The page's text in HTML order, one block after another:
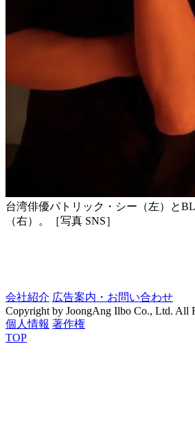
台湾俳優パトリック・シー（左）と
（右）。［写真 SNS］
会社紹介 広告案内・お問い合わせ
Copyright by JoongAng Ilbo Co., Ltd. All
個人情報 著作権
TOP